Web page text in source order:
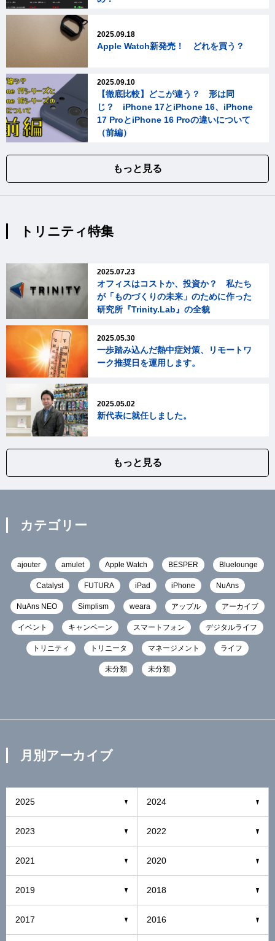
2025.09.18
Apple Watch新発売！ どれを買う？
2025.09.10
【徹底比較】どこが違う？ 形は同
じ？ iPhone 17とiPhone 16、iPhone
17 ProとiPhone 16 Proの違いについて
（前編）
もっと見る
トリニティ特集
2025.07.23
オフィスはコストか、投資か？ 私たち
が「ものづくりの未来」のために作った
研究所『Trinity.Lab』の全貌
2025.05.30
一歩踏み込んだ熱中症対策、リモートワ
ーク推奨日を運用します。
2025.05.02
新代表に就任しました。
もっと見る
カテゴリー
ajouter amulet Apple Watch BESPER Bluelounge
Catalyst FUTURA iPad iPhone NuAns
NuAns NEO Simplism weara アップル アーカイブ
イベント キャンペーン スマートフォン デジタルライフ
トリニティ トリニータ マネージメント ライフ
未分類 未分類
月別アーカイブ
2025 2024
2023 2022
2021 2020
2019 2018
2017 2016